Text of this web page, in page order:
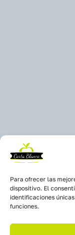
Para ofrecer las
dispositivo. El
identificaciones
funciones.